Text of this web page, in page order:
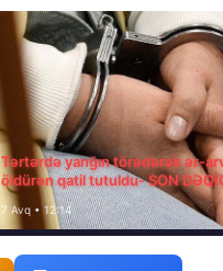
Tərtərdə yanğın törədərək ər-
öldürən qatil tutuldu- SON
7 Avq • 12:14